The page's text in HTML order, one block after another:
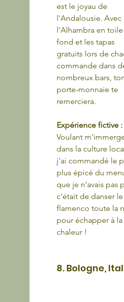
est le joyau de
l'Andalousie. Avec
l'Alhambra en
fond et les tapas
gratuits lors de
commande dans
nombreux bars,
porte-monnaie te
remerciera.
Expérience fictive :
Voulant
dans la culture
j'ai commandé le
plus épicé du
que je n'avais pas
c'était de danser le
flamenco toute la
pour échapper à la
chaleur !
8. Bologne,